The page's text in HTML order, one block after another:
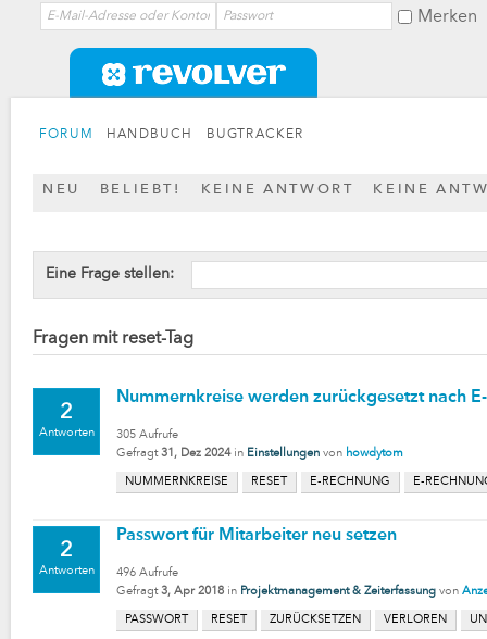
Merken
FORUM HANDBUCH BUGTRACKER
NEU BELIEBT! KEINE ANTWORT KEINE
Eine Frage stellen:
Fragen mit reset-Tag
2
Antworten
Nummernkreise werden zurückgesetzt nach
305 Aufrufe
Gefragt 31, Dez 2024 in Einstellungen von howdytom
NUMMERNKREISE RESET E-RECHNUNG E-
2
Antworten
Passwort für Mitarbeiter neu setzen
496 Aufrufe
Gefragt 3, Apr 2018 in Projektmanagement & Zeiterfassung von
PASSWORT RESET ZURÜCKSETZEN VERLOREN